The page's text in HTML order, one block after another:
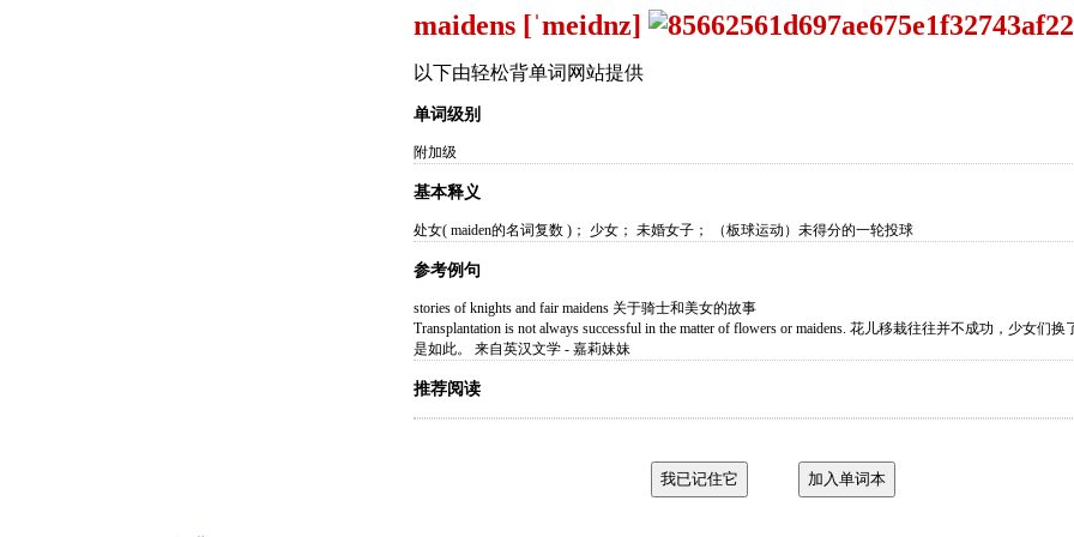
maidens [ˈmeidnz]
以下由轻松背单词网站提供
单词级别
附加级
基本释义
处女( maiden的名词复数 )； 少女； 未婚女子； （板球运动）未得分的一轮投球
参考例句
stories of knights and fair maidens 关于骑士和美女的故事
Transplantation is not always successful in the matter of flowers or maidens. 花儿移栽往往并不成功，少女们换
是如此。 来自英汉文学 - 嘉莉妹妹
推荐阅读